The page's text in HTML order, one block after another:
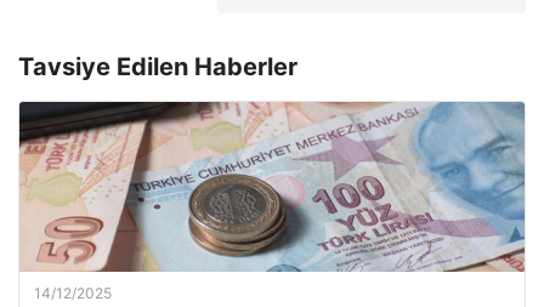
Tavsiye Edilen Haberler
14/12/2025